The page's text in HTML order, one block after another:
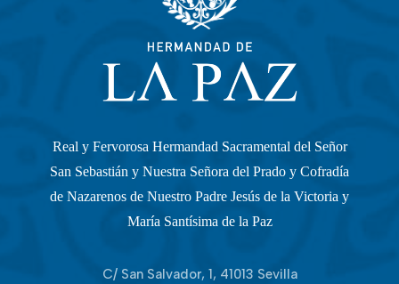
Real y Fervorosa Hermandad Sacramental del Señor
San Sebastián y Nuestra Señora del Prado y Cofradía
de Nazarenos de Nuestro Padre Jesús de la Victoria y
María Santísima de la Paz
C/ San Salvador, 1, 41013 Sevilla